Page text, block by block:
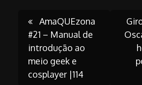
Post
AmaQUEzona
#21 – Manual de
introdução ao
meio geek e
cosplayer |114